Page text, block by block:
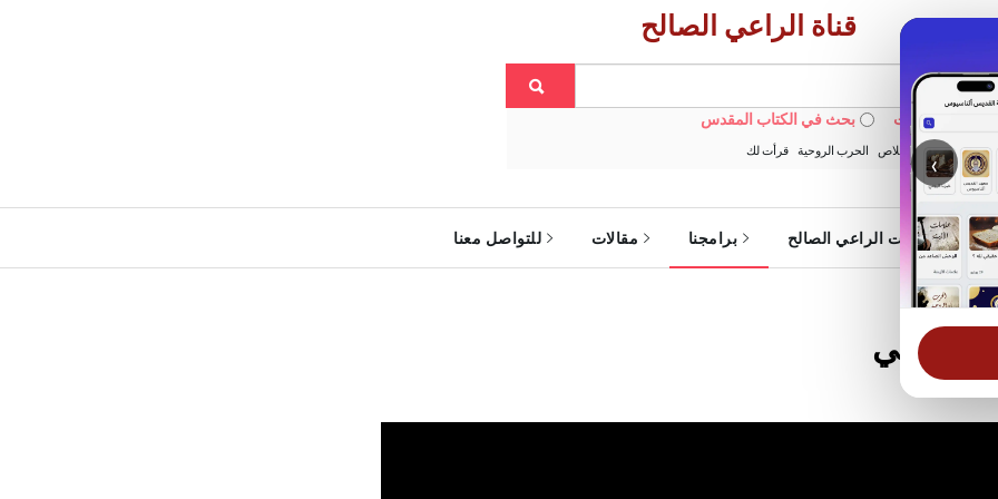
‹
قناة الراعي الصالح
في الويبسايت بحث في الكتاب المقدس
خبزنا اليومي الخلاص الحرب الروحية قرأت لك
خدمات الراعي الصالح برامجنا مقالات للتواصل معنا
اليومي